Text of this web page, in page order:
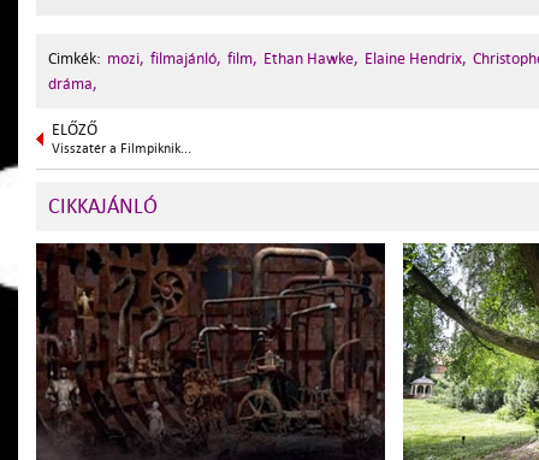
Cimkék: mozi, filmajánló, film, Ethan Hawke, Elaine Hendrix,
dráma,
ELŐZŐ
Visszatér a Filmpiknik...
CIKKAJÁNLÓ